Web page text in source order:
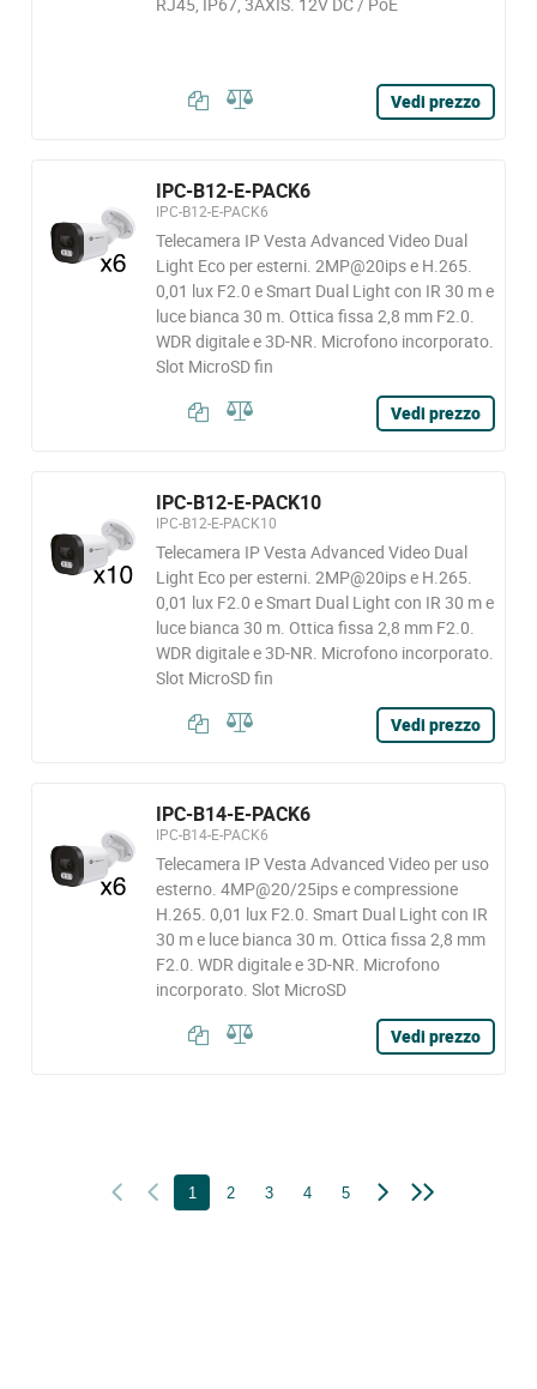
Vedi prezzo
IPC-B12-E-PACK6
IPC-B12-E-PACK6
Telecamera IP Vesta Advanced Video Dual
Light Eco per esterni. 2MP@20ips e H.265.
0,01 lux F2.0 e Smart Dual Light con IR 30 m e
luce bianca 30 m. Ottica fissa 2,8 mm F2.0.
WDR digitale e 3D-NR. Microfono incorporato.
Slot MicroSD fin
Vedi prezzo
IPC-B12-E-PACK10
IPC-B12-E-PACK10
Telecamera IP Vesta Advanced Video Dual
Light Eco per esterni. 2MP@20ips e H.265.
0,01 lux F2.0 e Smart Dual Light con IR 30 m e
luce bianca 30 m. Ottica fissa 2,8 mm F2.0.
WDR digitale e 3D-NR. Microfono incorporato.
Slot MicroSD fin
Vedi prezzo
IPC-B14-E-PACK6
IPC-B14-E-PACK6
Telecamera IP Vesta Advanced Video per uso
esterno. 4MP@20/25ips e compressione
H.265. 0,01 lux F2.0. Smart Dual Light con IR
30 m e luce bianca 30 m. Ottica fissa 2,8 mm
F2.0. WDR digitale e 3D-NR. Microfono
incorporato. Slot MicroSD
Vedi prezzo
1 2 3 4 5